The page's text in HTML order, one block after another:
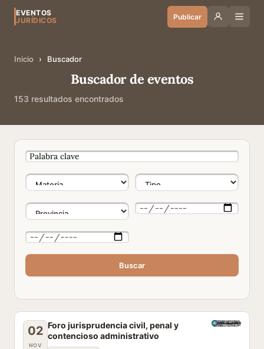
EVENTOS
JURÍDICOS
Publicar
Inicio › Buscador
Buscador de eventos
153 resultados encontrados
Buscar
02
NOV
Foro jurisprudencia civil, penal y
contencioso administrativo